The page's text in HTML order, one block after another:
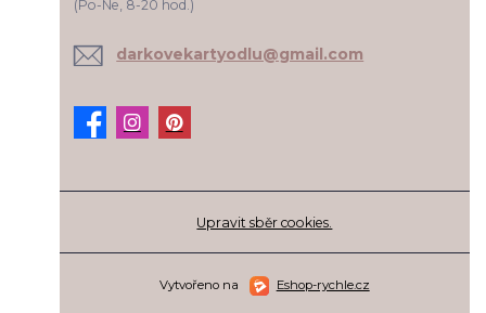
(Po-Ne, 8-20 hod.)
darkovekartyodlu@gmail.com
Upravit sběr cookies.
Vytvořeno na Eshop-rychle.cz